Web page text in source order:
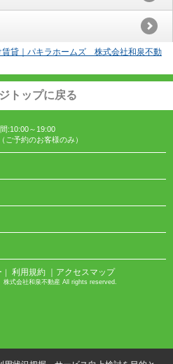
賃貸｜パキラホームズ 株式会社和泉不動
トップに戻る
:10:00～19:00
ご予約のお客様のみ）
｜ 利用規約 ｜アクセスマップ
式会社和泉不動産 All rights reserved.